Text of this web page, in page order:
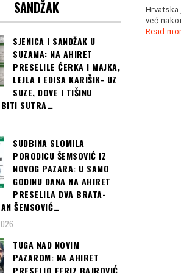
već
Read
SANDŽAK
SJENICA I SANDŽAK U
SUZAMA: NA AHIRET
PRESELILE ĆERKA I MAJKA,
LEJLA I EDISA KARIŠIK- UZ
SUZE, DOVE I TIŠINU
BITI SUTRA…
SUDBINA SLOMILA
PORODICU ŠEMSOVIĆ IZ
NOVOG PAZARA: U SAMO
GODINU DANA NA AHIRET
PRESELILA DVA BRATA-
ŠEMSOVIĆ…
TUGA NAD NOVIM
PAZAROM: NA AHIRET